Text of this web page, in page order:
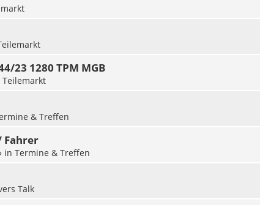
23 1280 TPM MGB
Teilemarkt
& Treffen
Fahrer
in Termine & Treffen
Talk